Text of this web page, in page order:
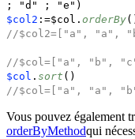
; "d" ; "e")
$col2 :=$col. orderBy
//$col2=["a", "a",
//$col=["a", "b",
$col . sort ()
//$col=["a", "a",
Vous pouvez également
orderByMethodqui